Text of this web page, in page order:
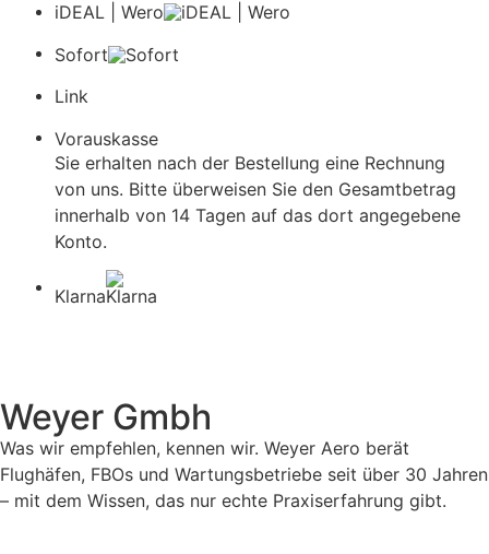
iDEAL | Wero
Sofort
Link
Vorauskasse
Sie erhalten nach der Bestellung eine Rechnung
von uns. Bitte überweisen Sie den Gesamtbetrag
innerhalb von 14 Tagen auf das dort angegebene
Konto.
Klarna
Weyer Gmbh
Was wir empfehlen, kennen wir. Weyer Aero berät
Flughäfen, FBOs und Wartungsbetriebe seit über 30 Jahren
– mit dem Wissen, das nur echte Praxiserfahrung gibt.